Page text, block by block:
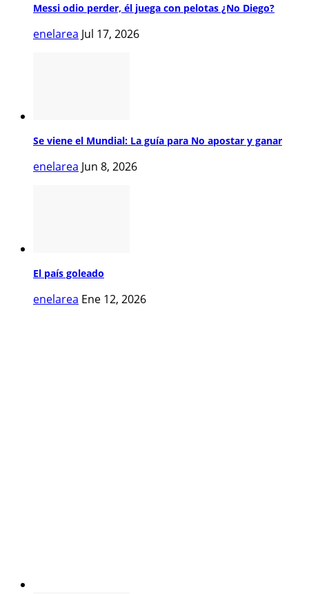
Messi odio perder, él juega con pelotas ¿No Diego?
enelarea Jul 17, 2026
Se viene el Mundial: La guía para No apostar y ganar
enelarea Jun 8, 2026
El país goleado
enelarea Ene 12, 2026